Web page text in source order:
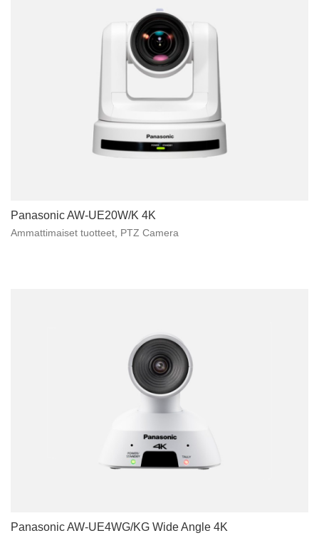
Panasonic AW-UE20W/K 4K
Ammattimaiset tuotteet, PTZ Camera
Panasonic AW-UE4WG/KG Wide Angle 4K